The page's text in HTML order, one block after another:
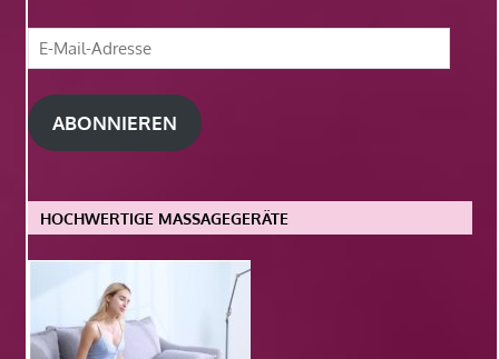
E-
Mail-
Adresse
ABONNIEREN
HOCHWERTIGE MASSAGEGERÄTE